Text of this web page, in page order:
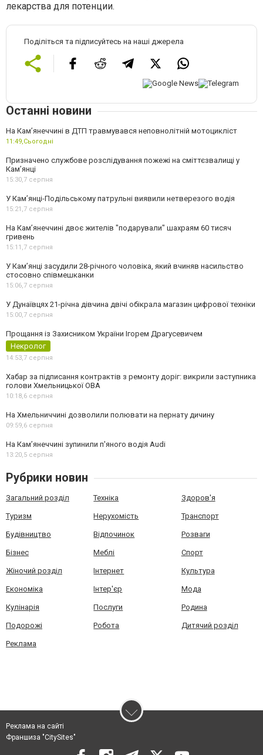
лекарства для потенции.
Поділіться та підписуйтесь на наші джерела
Останні новини
На Кам’янеччині в ДТП травмувався неповнолітній мотоцикліст
11:49,Сьогодні
Призначено службове розслідування пожежі на сміттєзвалищі у
Кам’янці
15:30,7 серпня
У Кам’янці-Подільському патрульні виявили нетверезого водія
15:21,7 серпня
На Камʼянеччині двоє жителів "подарували" шахраям 60 тисяч
гривень
15:11,7 серпня
У Камʼянці засудили 28-річного чоловіка, який вчиняв насильство
стосовно співмешканки
15:06,7 серпня
У Дунаївцях 21-річна дівчина двічі обікрала магазин цифрової техніки
15:00,7 серпня
Прощання із Захисником України Ігорем Драгусевичем
Некролог
14:53,7 серпня
Хабар за підписання контрактів з ремонту доріг: викрили заступника
голови Хмельницької ОВА
10:18,6 серпня
На Хмельниччині дозволили полювати на пернату дичину
09:59,6 серпня
На Камʼянеччині зупинили п'яного водія Audi
13:20,5 серпня
Рубрики новин
Загальний розділ Техніка Здоров'я
Туризм Нерухомість Транспорт
Будівництво Відпочинок Розваги
Бізнес Меблі Спорт
Жіночий розділ Інтернет Культура
Економіка Інтер'єр Мода
Кулінарія Послуги Родина
Подорожі Робота Дитячий розділ
Реклама
Реклама на сайті
Франшиза "CitySites"